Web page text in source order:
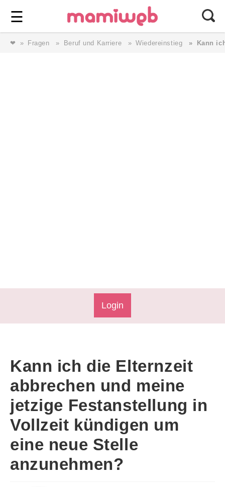
☰ ⎯ Wir lieben Familie ⎯
❤ Fragen Beruf und Karriere Wiedereinstieg Kann
Login
Kann ich die Elternzeit
abbrechen und meine
jetzige Festanstellung in
Vollzeit kündigen um
eine neue Stelle
anzunehmen?